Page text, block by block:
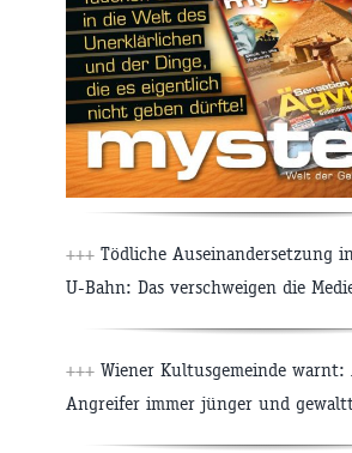
+++ Tödliche Auseinandersetzung
U-Bahn: Das verschweigen die
+++ Wiener Kultusgemeinde
Angreifer immer jünger und